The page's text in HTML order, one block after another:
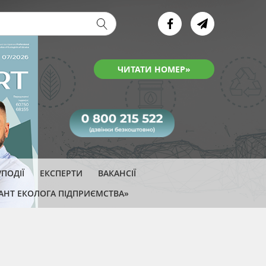
ЧИТАТИ НОМЕР»
форма
ЕКСПЕРТИ
ВАКАНСІЇ
ЕКОЛОГА ПІДПРИЄМСТВА»